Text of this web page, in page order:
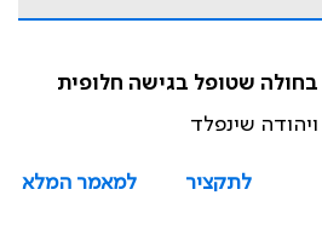
שטופל בגישה חלופית
ויהודה שינפלד
לתקציר
למאמר המלא